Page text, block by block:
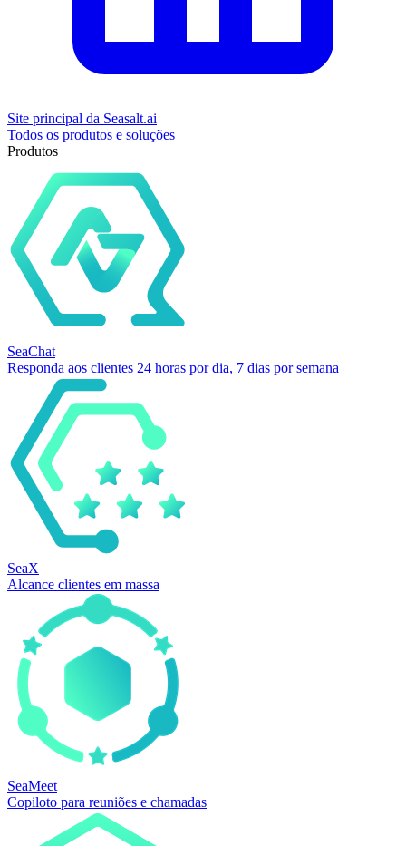
Site principal da Seasalt.ai
Todos os produtos e soluções
Produtos
SeaChat
Responda aos clientes 24 horas por dia, 7 dias por semana
SeaX
Alcance clientes em massa
SeaMeet
Copiloto para reuniões e chamadas